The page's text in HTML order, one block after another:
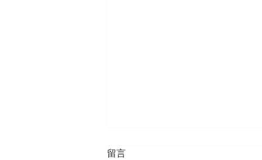
留言